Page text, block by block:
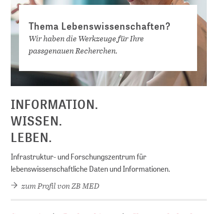
Thema Lebenswissenschaften?
Wir haben die Werkzeuge für Ihre
passgenauen Recherchen.
INFORMATION.
WISSEN.
LEBEN.
Infrastruktur- und Forschungszentrum für
lebenswissenschaftliche Daten und Informationen.
zum Profil von ZB MED